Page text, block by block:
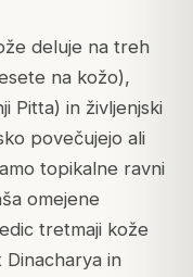
deluje na treh
na kožo),
Pitta) in življenjski
povečujejo ali
topikalne ravni
omejene
tretmaji kože
in